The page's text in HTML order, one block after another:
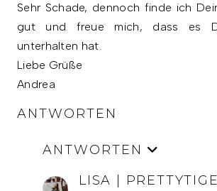
Sehr Schade, dennoch finde ich
gut und freue mich, dass es
unterhalten hat.
Liebe Grüße
Andrea
ANTWORTEN
ANTWORTEN
LISA |